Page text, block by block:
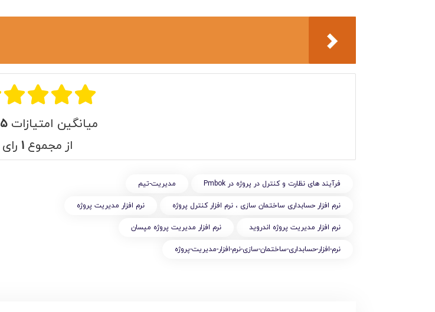
میانگین امتیازات ۵
از مجموع ۱ رای
فرآیند های نظارت و کنترل در پروژه در Pmbok
مدیریت-تیم
نرم افزار حسابداری ساختمان سازی ، نرم افزار کنترل پروژه
نرم افزار مديريت پروژه
نرم افزار مديريت پروژه اندرويد
نرم افزار مديريت پروژه مپسان
نرم-افزار-حسابداری-ساختمان-سازی-نرم-افزار-مدیریت-پروژه